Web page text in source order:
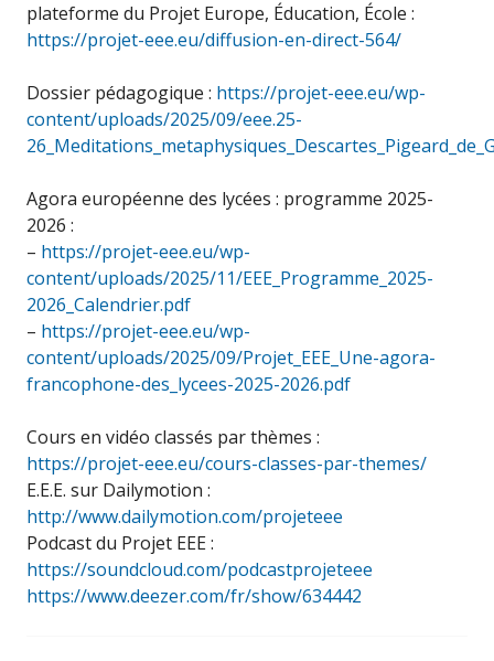
plateforme du Projet Europe, Éducation, École :
https://projet-eee.eu/diffusion-en-direct-564/
Dossier pédagogique : https://projet-eee.eu/wp-
content/uploads/2025/09/eee.25-
Agora européenne des lycées : programme 2025-
2026 :
– https://projet-eee.eu/wp-
content/uploads/2025/11/EEE_Programme_2025-
2026_Calendrier.pdf
– https://projet-eee.eu/wp-
content/uploads/2025/09/Projet_EEE_Une-agora-
francophone-des_lycees-2025-2026.pdf
Cours en vidéo classés par thèmes :
https://projet-eee.eu/cours-classes-par-themes/
E.E.E. sur Dailymotion :
http://www.dailymotion.com/projeteee
Podcast du Projet EEE :
https://soundcloud.com/podcastprojeteee
https://www.deezer.com/fr/show/634442